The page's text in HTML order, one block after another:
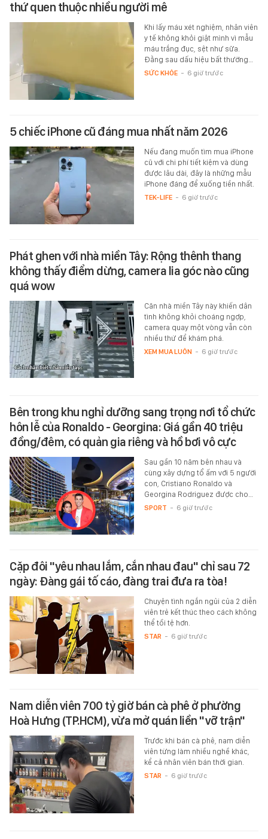
thứ quen thuộc nhiều người mê
Khi lấy máu xét nghiệm, nhân viên
y tế không khỏi giật mình vì mẫu
máu trắng đục, sệt như sữa.
Đằng sau dấu hiệu bất thường…
SỨC KHỎE - 6 giờ trước
5 chiếc iPhone cũ đáng mua nhất năm 2026
Nếu đang muốn tìm mua iPhone
cũ với chi phí tiết kiệm và dùng
được lâu dài, đây là những mẫu
iPhone đáng để xuống tiền nhất.
TEK-LIFE - 6 giờ trước
Phát ghen với nhà miền Tây: Rộng thênh thang
không thấy điểm dừng, camera lia góc nào cũng
quá wow
Căn nhà miền Tây này khiến dân
tình không khỏi choáng ngợp,
camera quay một vòng vẫn còn
nhiều thứ để khám phá.
XEM MUA LUÔN - 6 giờ trước
Bên trong khu nghỉ dưỡng sang trọng nơi tổ chức
hôn lễ của Ronaldo - Georgina: Giá gần 40 triệu
đồng/đêm, có quản gia riêng và hồ bơi vô cực
Sau gần 10 năm bên nhau và
cùng xây dựng tổ ấm với 5 người
con, Cristiano Ronaldo và
Georgina Rodriguez được cho…
SPORT - 6 giờ trước
Cặp đôi "yêu nhau lắm, cắn nhau đau" chỉ sau 72
ngày: Đàng gái tố cáo, đàng trai đưa ra tòa!
Chuyện tình ngắn ngủi của 2 diễn
viên trẻ kết thúc theo cách không
thể tồi tệ hơn.
STAR - 6 giờ trước
Nam diễn viên 700 tỷ giờ bán cà phê ở phường
Hoà Hưng (TP.HCM), vừa mở quán liền "vỡ trận"
Trước khi bán cà phê, nam diễn
viên từng làm nhiều nghề khác,
kể cả nhân viên bán thời gian.
STAR - 6 giờ trước